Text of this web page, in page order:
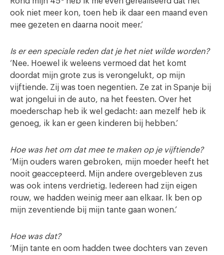
ook niet meer kon, toen heb ik daar een maand even
mee gezeten en daarna nooit meer.’
Is er een speciale reden dat je het niet wilde worden?
‘Nee. Hoewel ik weleens vermoed dat het komt
doordat mijn grote zus is verongelukt, op mijn
vijftiende. Zij was toen negentien. Ze zat in Spanje bij
wat jongelui in de auto, na het feesten. Over het
moederschap heb ik wel gedacht: aan mezelf heb ik
genoeg, ik kan er geen kinderen bij hebben.’
Hoe was het om dat mee te maken op je vijftiende?
‘Mijn ouders waren gebroken, mijn moeder heeft het
nooit geaccepteerd. Mijn andere overgebleven zus
was ook intens verdrietig. Iedereen had zijn eigen
rouw, we hadden weinig meer aan elkaar. Ik ben op
mijn zeventiende bij mijn tante gaan wonen.’
Hoe was dat?
‘Mijn tante en oom hadden twee dochters van zeven